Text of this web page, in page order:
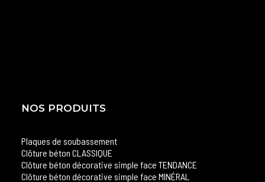
NOS PRODUITS
Plaques de soubassement
Clôture béton CLASSIQUE
Clôture béton décorative simple face TENDANCE
Clôture béton décorative simple face MINÉRAL